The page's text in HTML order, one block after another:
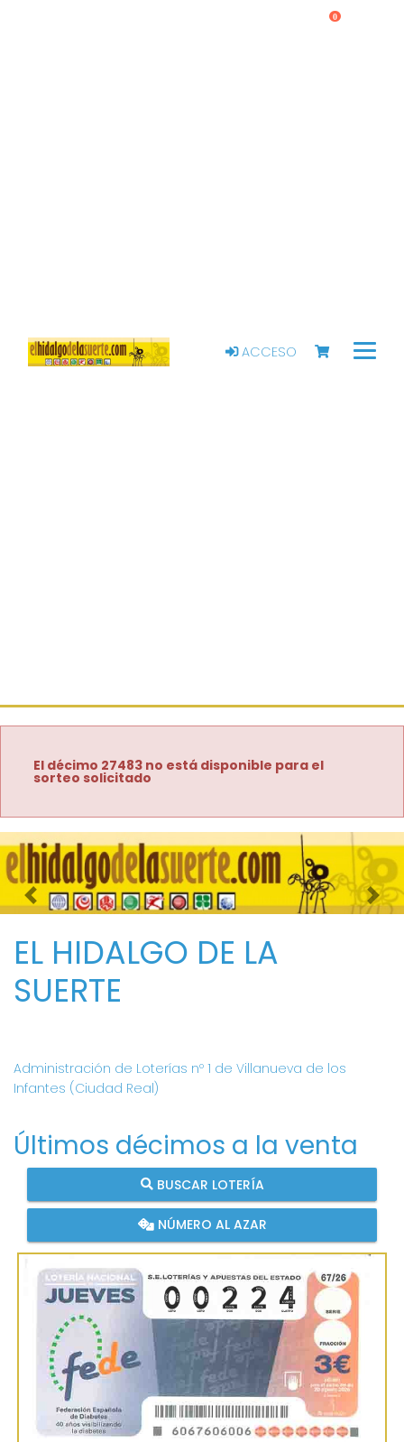
ACCESO
0
El décimo 27483 no está disponible para el
sorteo solicitado
Imagen anterior
EL HIDALGO DE LA
SUERTE
Administración de Loterías nº 1 de Villanueva de los
Infantes (Ciudad Real)
Últimos décimos a la venta
BUSCAR LOTERÍA
NÚMERO AL AZAR